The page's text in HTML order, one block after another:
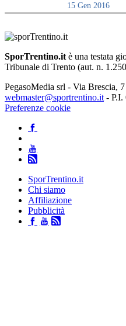
15 Gen 2016
SporTrentino.it è una testata
Tribunale di Trento (aut. n.
PegasoMedia srl - Via Brescia,
webmaster@sportrentino.it - P.I.
Preferenze cookie
SporTrentino.it
Chi siamo
Affiliazione
Pubblicità